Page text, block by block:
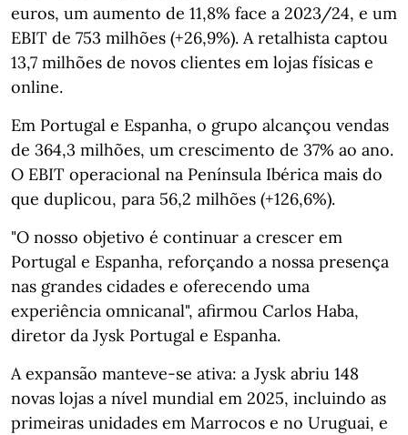
euros, um aumento de 11,8% face a 2023/24, e um
EBIT de 753 milhões (+26,9%). A retalhista captou
13,7 milhões de novos clientes em lojas físicas e
online.
Em Portugal e Espanha, o grupo alcançou vendas
de 364,3 milhões, um crescimento de 37% ao ano.
O EBIT operacional na Península Ibérica mais do
que duplicou, para 56,2 milhões (+126,6%).
"O nosso objetivo é continuar a crescer em
Portugal e Espanha, reforçando a nossa presença
nas grandes cidades e oferecendo uma
experiência omnicanal", afirmou Carlos Haba,
diretor da Jysk Portugal e Espanha.
A expansão manteve‑se ativa: a Jysk abriu 148
novas lojas a nível mundial em 2025, incluindo as
primeiras unidades em Marrocos e no Uruguai, e